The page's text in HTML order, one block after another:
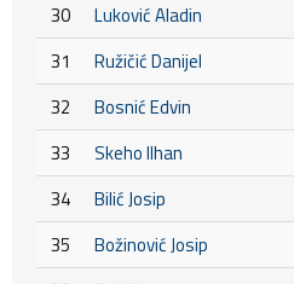
30
Luković Aladin
31
Ružičić Danijel
32
Bosnić Edvin
33
Skeho Ilhan
34
Bilić Josip
35
Božinović Josip